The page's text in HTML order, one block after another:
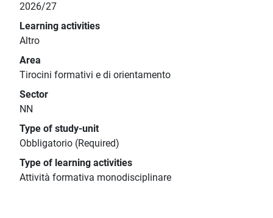
2026/27
Learning activities
Altro
Area
Tirocini formativi e di orientamento
Sector
NN
Type of study-unit
Obbligatorio (Required)
Type of learning activities
Attività formativa monodisciplinare